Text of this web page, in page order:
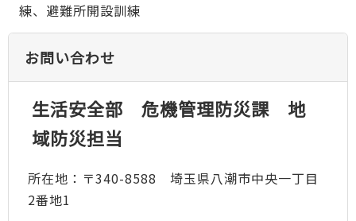
練、避難所開設訓練
お問い合わせ
生活安全部 危機管理防災課 地
域防災担当
所在地：〒340-8588 埼玉県八潮市中央一丁目
2番地1